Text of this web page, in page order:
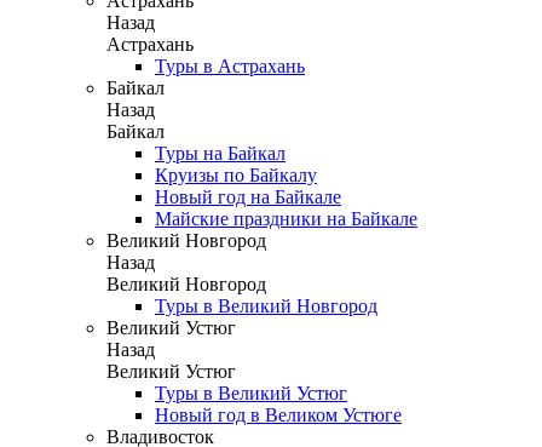
Назад
Астрахань
Туры в Астрахань
Байкал
Назад
Байкал
Туры на Байкал
Круизы по Байкалу
Новый год на Байкале
Майские праздники на Байкале
Великий Новгород
Назад
Великий Новгород
Туры в Великий Новгород
Великий Устюг
Назад
Великий Устюг
Туры в Великий Устюг
Новый год в Великом Устюге
Владивосток